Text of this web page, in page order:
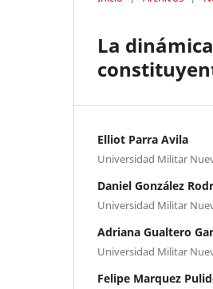
La
Elliot Parra Avila
Universidad Militar
Daniel González
Universidad Militar
Adriana Gualtero
Universidad Militar
Felipe Marquez